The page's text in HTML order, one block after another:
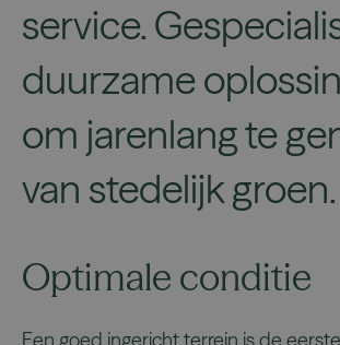
service.
duurzame
om jarenlang te
van stedelijk groen.
Optimale conditie